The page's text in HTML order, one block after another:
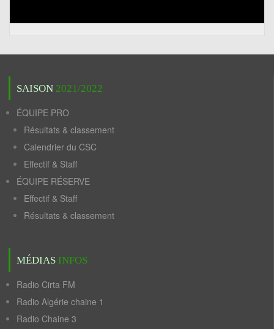
SAISON 2021/2022
ÉQUIPE PRO
Résultats & classement
Calendrier du CSC
Effectif & Staff
ÉQUIPE RÉSERVE
Effectif & Staff
Résultats & classement
MÉDIAS INFOS
Radio Cirta FM
Radio Algérie chaine 1
Radio Chaine 3